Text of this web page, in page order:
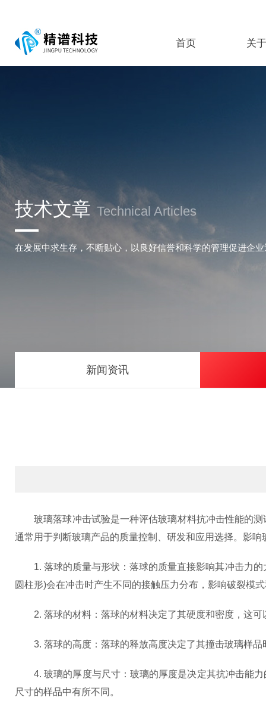
首页 关
技术文章 Technical Articles
在发展中求生存，不断贴心，以良好信誉和科学的管理促进企
新闻资讯
玻璃落球冲击试验是一种评估玻璃材料抗冲击性能的测
通常用于判断玻璃产品的质量控制、研发和应用选择。影
1. 落球的质量与形状：落球的质量直接影响其冲击力的
圆柱形)会在冲击时产生不同的接触压力分布，影响破裂模
2. 落球的材料：落球的材料决定了其硬度和密度，这可
3. 落球的高度：落球的释放高度决定了其撞击玻璃样品
4. 玻璃的厚度与尺寸：玻璃的厚度是决定其抗冲击能力
尺寸的样品中有所不同。